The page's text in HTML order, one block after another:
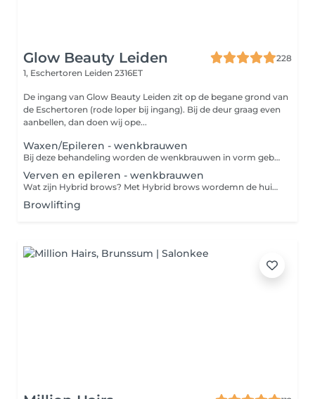
Glow Beauty Leiden
228
1, Eschertoren Leiden 2316ET
De ingang van Glow Beauty Leiden zit op de begane grond van
de Eschertoren (rode loper bij ingang). Bij de deur graag even
aanbellen, dan doen wij ope...
Waxen/Epileren - wenkbrauwen
Bij deze behandeling worden de wenkbrauwen in vorm gebracht door te waxen, epileren en eventueel het trimmen van de haartjes. De styliste zal met jou bespreken wat je wensen zijn. Er wordt een wax gebruikt die zeer vriendelijk is voor de huid. Aan het einde van de behandeling wordt er ook een nabehandeling aangebracht om roodheid te voorkomen.
Verven en epileren - wenkbrauwen
Wat zijn Hybrid brows? Met Hybrid brows wordemn de huid en de wenkbrauwharen geverfd en mooi gevormd. Het verschil met standaard verf is dat Hybrid verf veel langer zichtbaar blijft op de huid, namelijk 7 tot 10 dagen. Op de haartjes blijft het resultaat maar liefst tot 7 weken. Let op; de duur van de verf is altijd afhankelijk van de haartjes en je huidtype.
Browlifting